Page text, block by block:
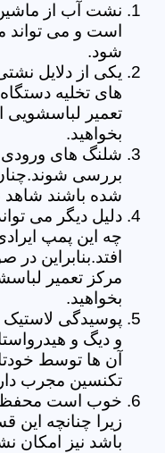
نشت آب از
است و می تواند
شود.
یکی از دلایل
های تخلیه
تعمیر لباسشویی
بخواهید.
شلنگ های ورودی
بررسی
شده باشند شاهد
دلیل دیگر می
چه این پمپ
افتد.بنابراین
مرکز تعمیر
بخواهید.
پوسیدگی لاستیک
و دیگ و
آن ها توسط
تکنسین مجرب
خوب است محفظه
زیرا چنانچه
باشد نیز امکان